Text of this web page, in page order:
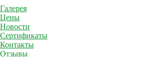
Галерея
Цены
Новости
Сертификаты
Контакты
Отзывы